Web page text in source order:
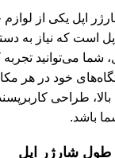
اپل یکی از
است که نیاز به
شما می‌توانید
خود در هر
طراحی
باشد.
طول شارژر اپل